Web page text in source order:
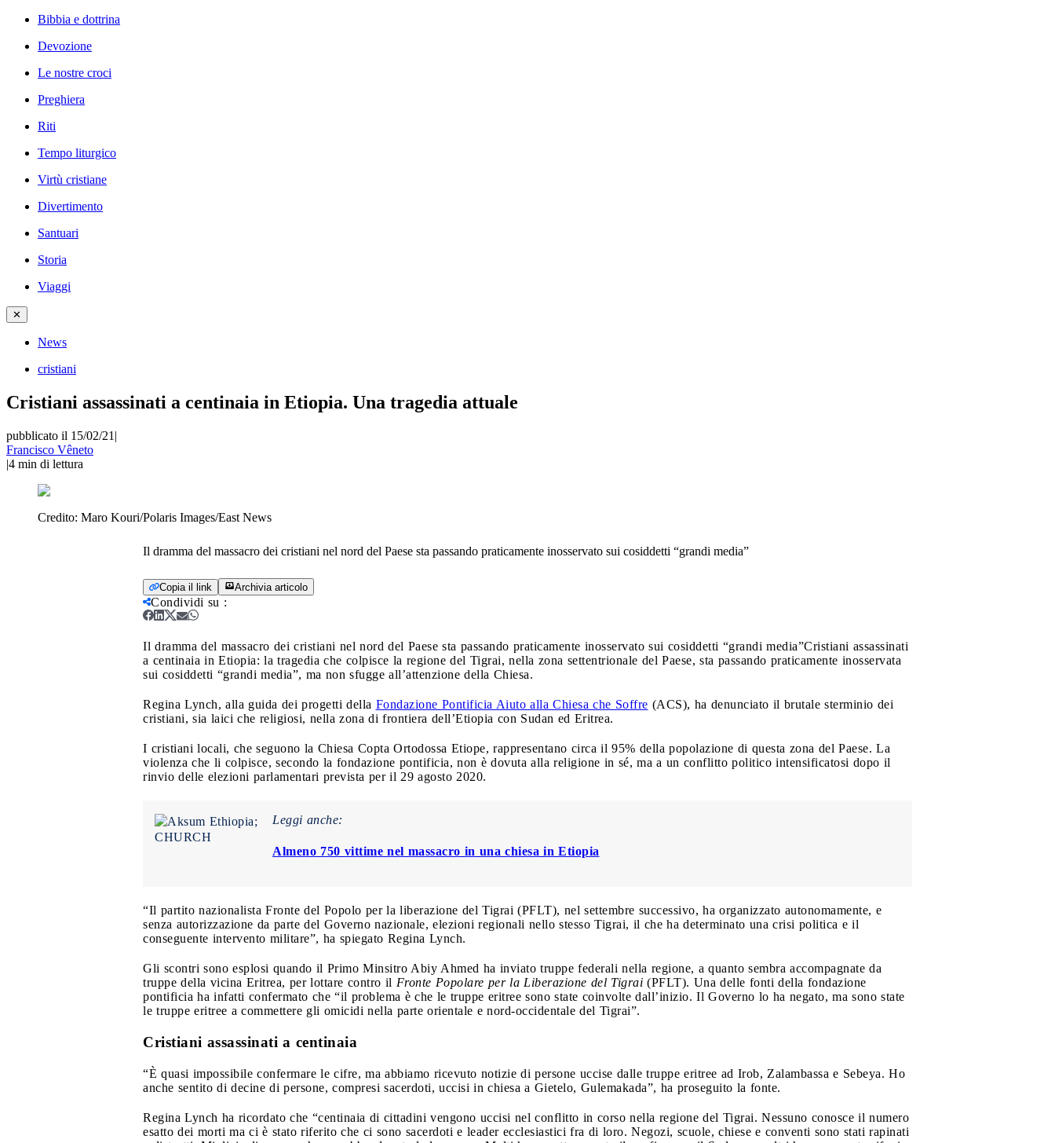
Bibbia e dottrina
Devozione
Le nostre croci
Preghiera
Riti
Tempo liturgico
Virtù cristiane
Divertimento
Santuari
Storia
Viaggi
✕
News
cristiani
Cristiani assassinati a centinaia in Etiopia. Una tragedia attuale
pubblicato il 15/02/21 |
Francisco Vêneto
|4 min di lettura
Credito: Maro Kouri/Polaris Images/East News
Il dramma del massacro dei cristiani nel nord del Paese sta passando praticamente inosservato sui cosiddetti “grandi media”
Copia il link Archivia articolo
Condividi su :
Il dramma del massacro dei cristiani nel nord del Paese sta passando praticamente inosservato sui cosiddetti “grandi media”Cristiani assassinati
a centinaia in Etiopia: la tragedia che colpisce la regione del Tigrai, nella zona settentrionale del Paese, sta passando praticamente inosservata
sui cosiddetti “grandi media”, ma non sfugge all’attenzione della Chiesa.
Regina Lynch, alla guida dei progetti della Fondazione Pontificia Aiuto alla Chiesa che Soffre (ACS), ha denunciato il brutale sterminio dei
cristiani, sia laici che religiosi, nella zona di frontiera dell’Etiopia con Sudan ed Eritrea.
I cristiani locali, che seguono la Chiesa Copta Ortodossa Etiope, rappresentano circa il 95% della popolazione di questa zona del Paese. La
violenza che li colpisce, secondo la fondazione pontificia, non è dovuta alla religione in sé, ma a un conflitto politico intensificatosi dopo il
rinvio delle elezioni parlamentari prevista per il 29 agosto 2020.
Leggi anche:
Almeno 750 vittime nel massacro in una chiesa in Etiopia
“Il partito nazionalista Fronte del Popolo per la liberazione del Tigrai (PFLT), nel settembre successivo, ha organizzato autonomamente, e
senza autorizzazione da parte del Governo nazionale, elezioni regionali nello stesso Tigrai, il che ha determinato una crisi politica e il
conseguente intervento militare”, ha spiegato Regina Lynch.
Gli scontri sono esplosi quando il Primo Minsitro Abiy Ahmed ha inviato truppe federali nella regione, a quanto sembra accompagnate da
truppe della vicina Eritrea, per lottare contro il Fronte Popolare per la Liberazione del Tigrai (PFLT). Una delle fonti della fondazione
pontificia ha infatti confermato che “il problema è che le truppe eritree sono state coinvolte dall’inizio. Il Governo lo ha negato, ma sono state
le truppe eritree a commettere gli omicidi nella parte orientale e nord-occidentale del Tigrai”.
Cristiani assassinati a centinaia
“È quasi impossibile confermare le cifre, ma abbiamo ricevuto notizie di persone uccise dalle truppe eritree ad Irob, Zalambassa e Sebeya. Ho
anche sentito di decine di persone, compresi sacerdoti, uccisi in chiesa a Gietelo, Gulemakada”, ha proseguito la fonte.
Regina Lynch ha ricordato che “centinaia di cittadini vengono uccisi nel conflitto in corso nella regione del Tigrai. Nessuno conosce il numero
esatto dei morti ma ci è stato riferito che ci sono sacerdoti e leader ecclesiastici fra di loro. Negozi, scuole, chiese e conventi sono stati rapinati